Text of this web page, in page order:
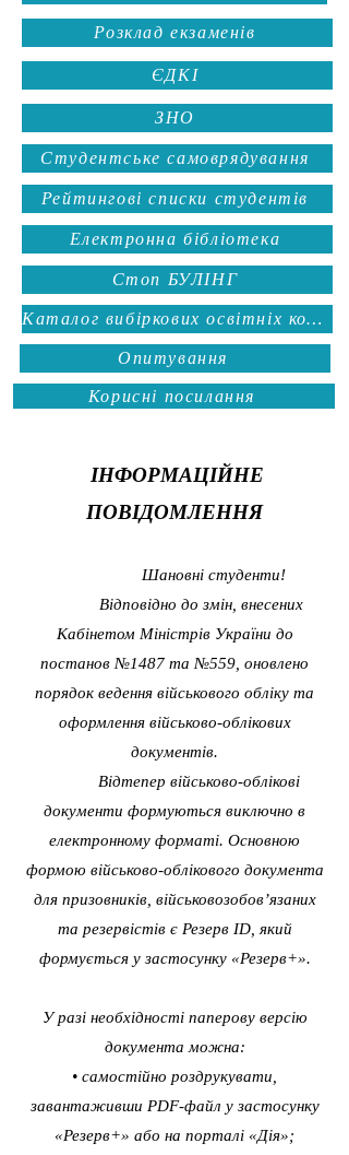
Розклад екзаменів
ЄДКІ
ЗНО
Студентське самоврядування
Рейтингові списки студентів
Електронна бібліотека
Стоп БУЛІНГ
Каталог вибіркових освітніх компонентів
Опитування
Корисні посилання
ІНФОРМАЦІЙНЕ
ПОВІДОМЛЕННЯ
Шановні студенти!
Відповідно до змін, внесених
Кабінетом Міністрів України до
постанов №1487 та №559, оновлено
порядок ведення військового обліку та
оформлення військово-облікових
документів.
Відтепер військово-облікові
документи формуються виключно в
електронному форматі. Основною
формою військово-облікового документа
для призовників, військовозобов’язаних
та резервістів є Резерв ID, який
формується у застосунку «Резерв+».
У разі необхідності паперову версію
документа можна:
• самостійно роздрукувати,
завантаживши PDF-файл у застосунку
«Резерв+» або на порталі «Дія»;